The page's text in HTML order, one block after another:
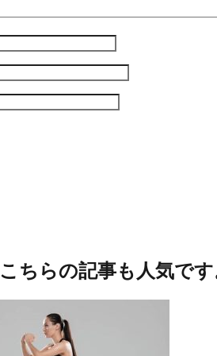
こちらの記事も人気で